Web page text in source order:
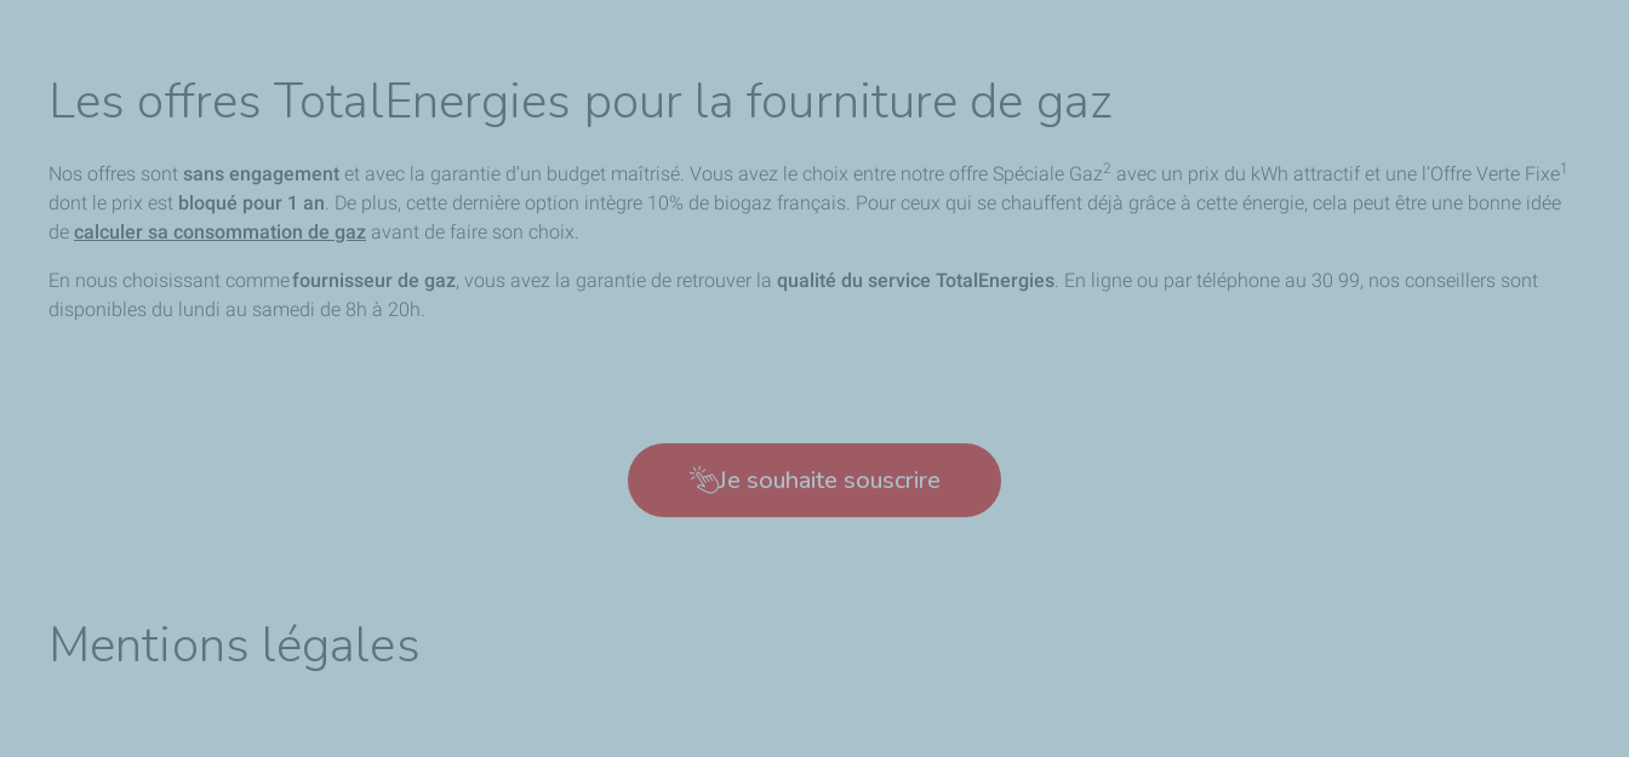
Les offres TotalEnergies pour la fourniture de gaz
Nos offres sont sans engagement et avec la garantie d’un budget maîtrisé. Vous avez le choix entre notre offre Spéciale Gaz2 avec un prix du kWh attractif et une l’Offre Verte Fixe1
dont le prix est bloqué pour 1 an. De plus, cette dernière option intègre 10% de biogaz français. Pour ceux qui se chauffent déjà grâce à cette énergie, cela peut être une bonne idée
de calculer sa consommation de gaz avant de faire son choix.
En nous choisissant commefournisseur de gaz, vous avez la garantie de retrouver la qualité du service TotalEnergies. En ligne ou par téléphone au 30 99, nos conseillers sont
disponibles du lundi au samedi de 8h à 20h.
Je souhaite souscrire
Mentions légales